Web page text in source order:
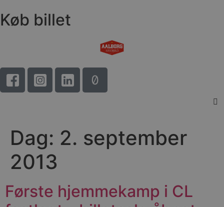
Køb billet
Dag: 2. september
2013
Første hjemmekamp i CL